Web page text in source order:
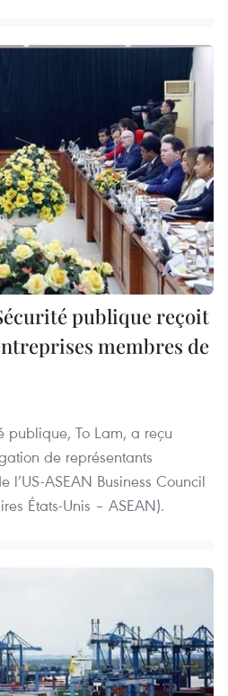
publique reçoit
membres de
publique, To Lam, a reçu
de représentants
l’US-ASEAN Business Council
États-Unis – ASEAN).